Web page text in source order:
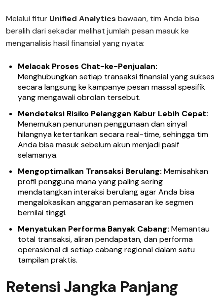
Melalui fitur Unified Analytics bawaan, tim Anda bisa
beralih dari sekadar melihat jumlah pesan masuk ke
menganalisis hasil finansial yang nyata:
Melacak Proses Chat-ke-Penjualan:
Menghubungkan setiap transaksi finansial yang sukses
secara langsung ke kampanye pesan massal spesifik
yang mengawali obrolan tersebut.
Mendeteksi Risiko Pelanggan Kabur Lebih Cepat:
Menemukan penurunan penggunaan dan sinyal
hilangnya ketertarikan secara real-time, sehingga tim
Anda bisa masuk sebelum akun menjadi pasif
selamanya.
Mengoptimalkan Transaksi Berulang: Memisahkan
profil pengguna mana yang paling sering
mendatangkan interaksi berulang agar Anda bisa
mengalokasikan anggaran pemasaran ke segmen
bernilai tinggi.
Menyatukan Performa Banyak Cabang: Memantau
total transaksi, aliran pendapatan, dan performa
operasional di setiap cabang regional dalam satu
tampilan praktis.
Retensi Jangka Panjang